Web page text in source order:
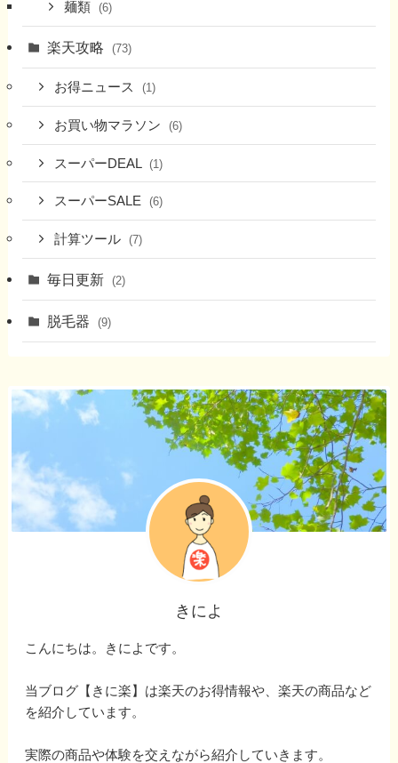
麺類 (6)
楽天攻略 (73)
お得ニュース (1)
お買い物マラソン (6)
スーパーDEAL (1)
スーパーSALE (6)
計算ツール (7)
毎日更新 (2)
脱毛器 (9)
きによ
こんにちは。きによです。
当ブログ【きに楽】は楽天のお得情報や、楽天の商品など
を紹介しています。
実際の商品や体験を交えながら紹介していきます。